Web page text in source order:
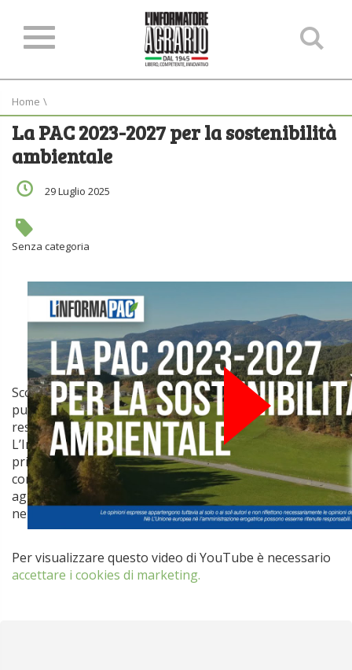
Home \
La PAC 2023-2027 per la sostenibilità
ambientale
29 Luglio 2025
Senza categoria
Per visualizzare questo video di YouTube è necessario
accettare i cookies di marketing.
Scopri come la riforma della Politica Agricola Comune
punta a rendere l’agricoltura europea più verde, equa e
resiliente. In questo video il giornalista de
L’Informatore Agrario Lorenzo Andreotti analizza i
principali strumenti introdotti, come eco-schemi,
condizionalità rafforzata e sostegni ai piccoli
agricoltori, evidenziando anche le criticità emerse
nell’attuazione dei Piani Strategici Nazionali.